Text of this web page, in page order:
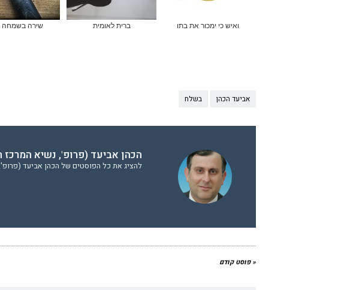
ואיש כי ימכור את בתו ברית לאומית שירה בשמחה
אביעד הכהן בשלח
הכהן אביעד (פרופ', נשיא
להציג את כל הפוסטים של הכהן אביעד
« פוסט קודם